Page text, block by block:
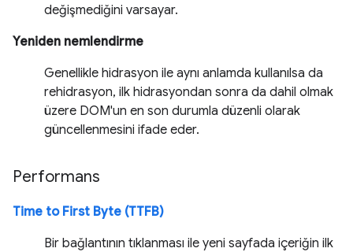
değişmediğini varsayar.
Yeniden nemlendirme
Genellikle hidrasyon ile aynı anlamda kullanılsa da
rehidrasyon, ilk hidrasyondan sonra da dahil olmak
üzere DOM'un en son durumla düzenli olarak
güncellenmesini ifade eder.
Performans
Time to First Byte (TTFB)
Bir bağlantının tıklanması ile yeni sayfada içeriğin ilk